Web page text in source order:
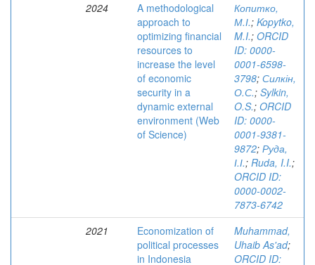
2024
A methodological
approach to
optimizing financial
resources to
increase the level
of economic
security in a
dynamic external
environment (Web
of Science)
Копитко,
М.І.; Kopytko,
M.I.; ORCID
ID: 0000-
0001-6598-
3798; Силкін,
О.С.; Sylkin,
O.S.; ORCID
ID: 0000-
0001-9381-
9872; Руда,
І.І.; Ruda, I.I.;
ORCID ID:
0000-0002-
7873-6742
2021
Economization of
political processes
in Indonesia
Muhammad,
Uhaib As'ad;
ORCID ID: